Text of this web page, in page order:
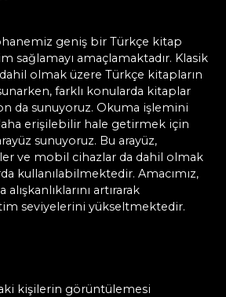
geniş bir Türkçe kitap
sağlamayı amaçlamaktadır. Klasik
olmak üzere Türkçe kitapların
farklı konularda kitaplar
da sunuyoruz. Okuma işlemini
erişilebilir hale getirmek için
sunuyoruz. Bu arayüz,
ve mobil cihazlar da dahil olmak
kullanılabilmektedir. Amacımız,
alışkanlıklarını artırarak
seviyelerini yükseltmektedir.
kişilerin görüntülemesi